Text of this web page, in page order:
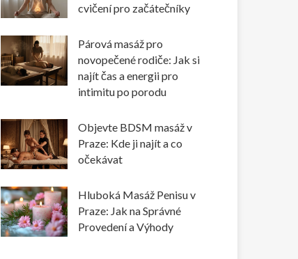
cvičení pro začátečníky
Párová masáž pro
novopečené rodiče: Jak si
najít čas a energii pro
intimitu po porodu
Objevte BDSM masáž v
Praze: Kde ji najít a co
očekávat
Hluboká Masáž Penisu v
Praze: Jak na Správné
Provedení a Výhody